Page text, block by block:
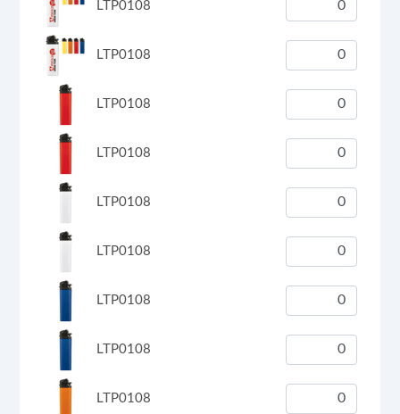
LTP0108
LTP0108
LTP0108
LTP0108
LTP0108
LTP0108
LTP0108
LTP0108
LTP0108